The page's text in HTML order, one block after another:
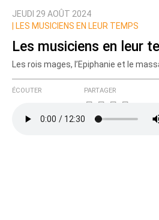
Prévenez-moi de tous les
JEUDI 29 AOÛT 2024
LES MUSICIENS EN LEUR TEMPS
Les musiciens en leur
Les rois mages, l’Epiphanie et le
ÉCOUTER PARTAGER